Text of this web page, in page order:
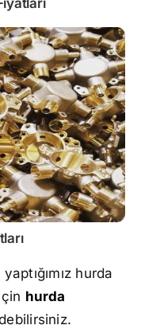
hurda
hurda